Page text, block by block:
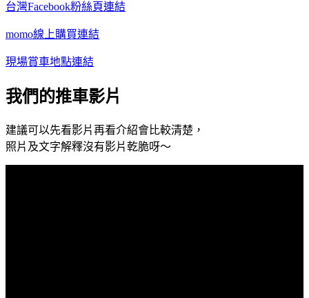
台灣Facebook粉絲頁連結
momo線上購買連結
現場賞車地點連結
我們的推車影片
建議可以先看影片再看介紹會比較清楚，
照片及文字解釋沒有影片乾脆呀～